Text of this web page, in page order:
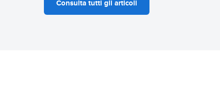
Consulta tutti gli articoli